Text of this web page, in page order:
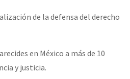
de la defensa del derecho
en México a más de 10
y justicia.